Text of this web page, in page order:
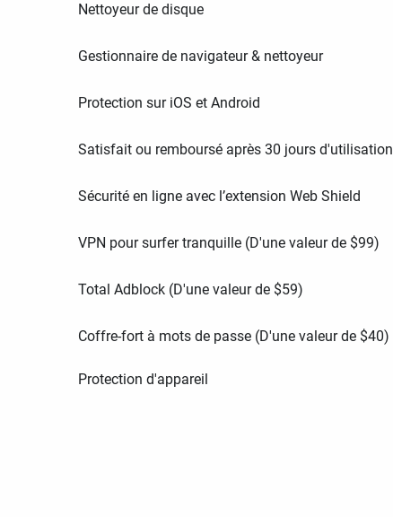
Nettoyeur de disque
Gestionnaire de navigateur & nettoyeur
Protection sur iOS et Android
Satisfait ou remboursé après 30 jours d'utilisation
Sécurité en ligne avec l’extension Web Shield
VPN pour surfer tranquille (D'une valeur de $99)
Total Adblock (D'une valeur de $59)
Coffre-fort à mots de passe (D'une valeur de $40)
Protection d'appareil